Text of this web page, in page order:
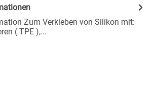
Zum Verkleben von Silikon mit:
( TPE ),...